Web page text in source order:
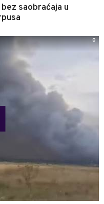
saobraćaja u
0